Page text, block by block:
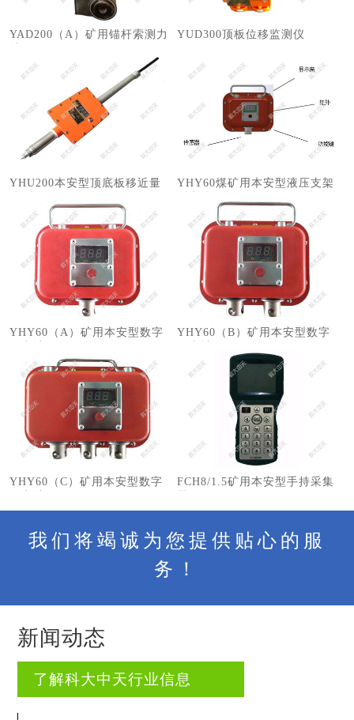
YAD200（A）矿用锚杆索测力
​YUD300顶板位移监测仪
YHU200本安型顶底板移近量
YHY60煤矿用本安型液压支架
YHY60（A）矿用本安型数字
YHY60（B）矿用本安型数字
YHY60（C）矿用本安型数字
FCH8/1.5矿用本安型手持采集
我们将竭诚为您提供贴心的服
务！
新闻动态
了解科大中天行业信息